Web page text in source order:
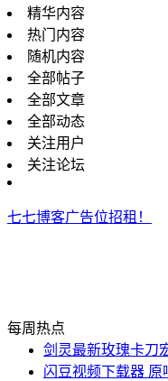
精华内容
热门内容
随机内容
全部帖子
全部文章
全部动态
关注用户
关注论坛
七七博客广告位招租！
每周热点
剑灵最新玫瑰卡刀
闪豆视频下载器 原